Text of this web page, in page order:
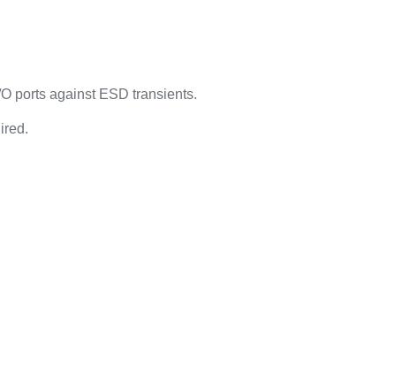
ports against ESD transients.